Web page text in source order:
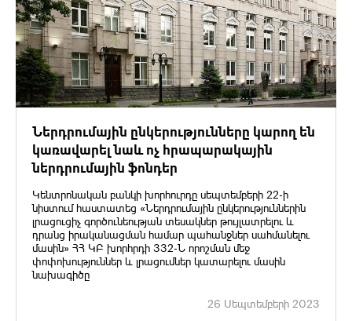
Ներդրումային ընկերությունները կարող են
կառավարել նաև ոչ հրապարակային
ներդրումային ֆոնդեր
Կենտրոնական բանկի խորհուրդը սեպտեմբերի 22-ի
նիստում հաստատեց «Ներդրումային ընկերություններին
լրացուցիչ գործունեության տեսակներ թույլատրելու և
դրանց իրականացման համար պահանջներ սահմանելու
մասին» ՀՀ ԿԲ խորհրդի 332-Ն որոշման մեջ
փոփոխություններ և լրացումներ կատարելու մասին
նախագիծը
26 Սեպտեմբերի 2023